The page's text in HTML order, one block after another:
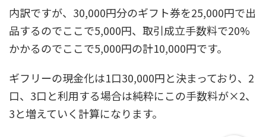
内訳ですが、30,000円分のギフト券を25,000円で出
品するのでここで5,000円、取引成立手数料で20%
かかるのでここで5,000円の計10,000円です。
ギフリーの現金化は1口30,000円と決まっており、2
口、3口と利用する場合は純粋にこの手数料が×2、
3と増えていく計算になります。